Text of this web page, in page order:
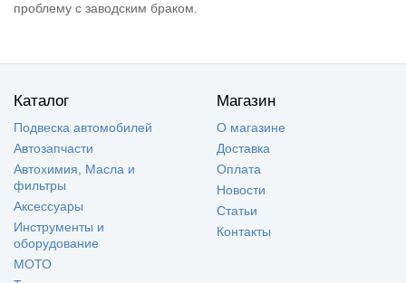
проблему с заводским браком.
Каталог
Подвеска автомобилей
Автозапчасти
Автохимия, Масла и
фильтры
Аксессуары
Инструменты и
оборудование
МОТО
Магазин
О магазине
Доставка
Оплата
Новости
Статьи
Контакты